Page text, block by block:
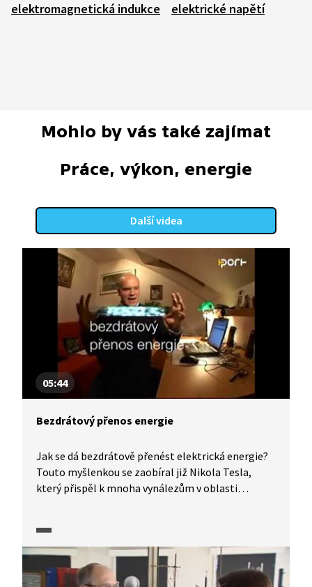
elektromagnetická indukce
elektrické napětí
Mohlo by vás také zajímat
Práce, výkon, energie
Další videa
05:44
Bezdrátový přenos energie
Jak se dá bezdrátově přenést elektrická energie?
Touto myšlenkou se zaobíral již Nikola Tesla,
který přispěl k mnoha vynálezům v oblasti
vázaných magnetickým polem. Michael vám se
svými společníky ukáže několik pokusů
demonstrujících bezdrátový přenos energie.